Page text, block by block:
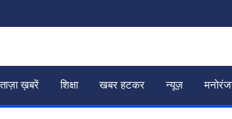
ताज़ा ख़बरें शिक्षा खबर हटकर न्यूज़